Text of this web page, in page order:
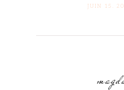
JUIN 15.